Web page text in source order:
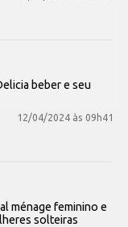
beber e seu
12/04/2024 às 09h41
ménage feminino e
solteiras